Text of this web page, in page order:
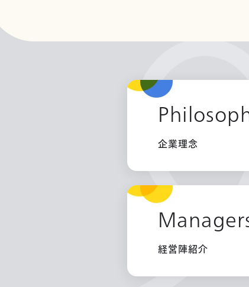
企業理念
経営陣紹介